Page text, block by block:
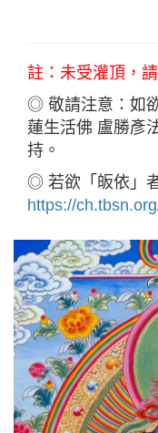
註：未受灌頂，
◎ 敬請注意：如
蓮生活佛 盧勝彥
持。
◎ 若欲「皈依」
https://